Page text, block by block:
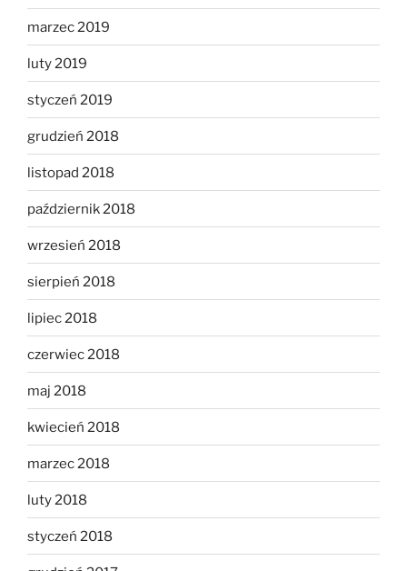
marzec 2019
luty 2019
styczeń 2019
grudzień 2018
listopad 2018
październik 2018
wrzesień 2018
sierpień 2018
lipiec 2018
czerwiec 2018
maj 2018
kwiecień 2018
marzec 2018
luty 2018
styczeń 2018